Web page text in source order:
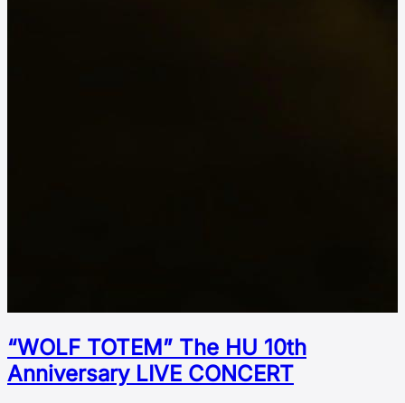
“WOLF TOTEM” The HU 10th
Аnniversary LIVE CONCERT